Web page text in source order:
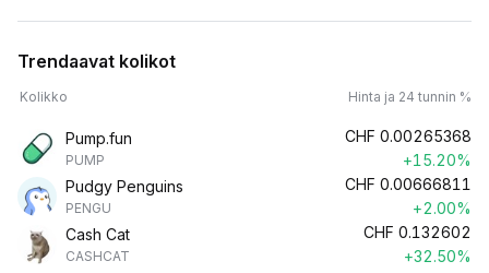
Trendaavat kolikot
Kolikko Hinta ja 24 tunnin %
Pump.fun
PUMP
CHF 0.00265368
+15.20%
Pudgy Penguins
PENGU
CHF 0.00666811
+2.00%
Cash Cat
CASHCAT
CHF 0.132602
+32.50%